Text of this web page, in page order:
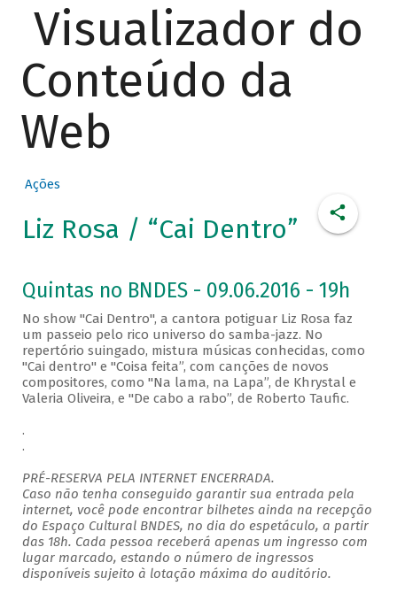
Visualizador do
Conteúdo da
Web
Ações
Liz Rosa / “Cai Dentro”
Quintas no BNDES - 09.06.2016 - 19h
No show "Cai Dentro", a cantora potiguar Liz Rosa faz
um passeio pelo rico universo do samba-jazz. No
repertório suingado, mistura músicas conhecidas, como
"Cai dentro" e "Coisa feita”, com canções de novos
compositores, como "Na lama, na Lapa”, de Khrystal e
Valeria Oliveira, e "De cabo a rabo”, de Roberto Taufic.
.
.
PRÉ-RESERVA PELA INTERNET ENCERRADA.
Caso não tenha conseguido garantir sua entrada pela
internet, você pode encontrar bilhetes ainda na recepção
do Espaço Cultural BNDES, no dia do espetáculo, a partir
das 18h. Cada pessoa receberá apenas um ingresso com
lugar marcado, estando o número de ingressos
disponíveis sujeito à lotação máxima do auditório.